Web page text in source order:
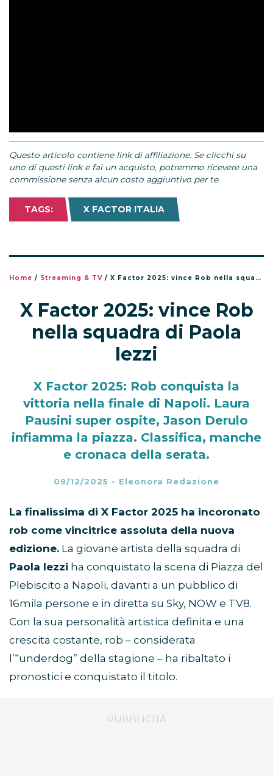
Questo articolo contiene link di affiliazione. Se clicchi su
uno di questi link e fai un acquisto, potremmo ricevere una
commissione senza alcun costo aggiuntivo per te.
TAGS: X FACTOR ITALIA
Home / Streaming & TV / X Factor 2025: vince Rob nella squadra di Paola Iezzi
X Factor 2025: vince Rob
nella squadra di Paola
Iezzi
X Factor 2025: Rob conquista la
vittoria nella finale di Napoli. Laura
Pausini super ospite, Jason Derulo
infiamma la piazza. Classifica, manche
e cronaca della serata.
09/12/2025 - Eleonora Redazione
La finalissima di X Factor 2025 ha incoronato
rob come vincitrice assoluta della nuova
edizione. La giovane artista della squadra di
Paola Iezzi ha conquistato la scena di Piazza del
Plebiscito a Napoli, davanti a un pubblico di
16mila persone e in diretta su Sky, NOW e TV8.
Con la sua personalità artistica definita e una
crescita costante, rob – considerata
l’“underdog” della stagione – ha ribaltato i
pronostici e conquistato il titolo.